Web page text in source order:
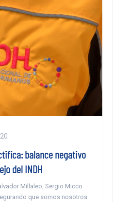
balance negativo
del INDH
Millaleo, Sergio Micco
que somos nosotros